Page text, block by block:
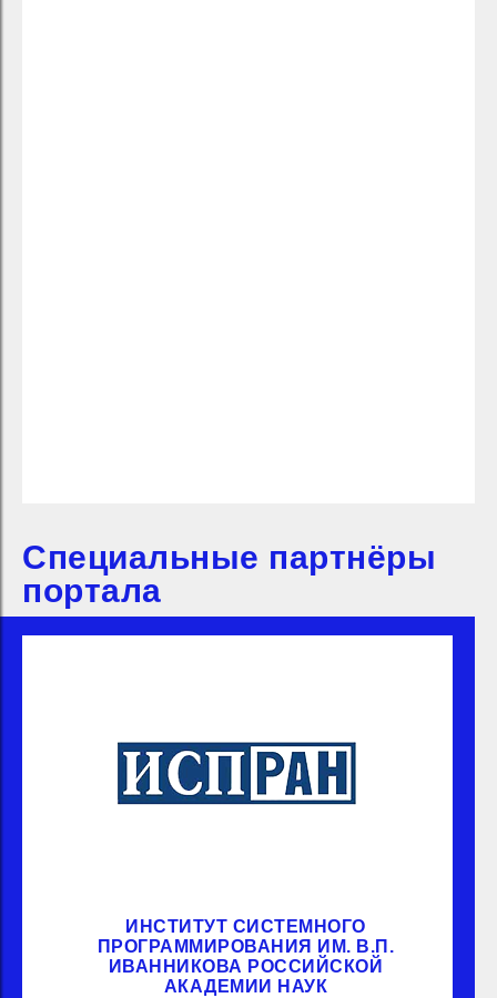
Специальные партнёры
портала
ИНСТИТУТ СИСТЕМНОГО
ПРОГРАММИРОВАНИЯ ИМ. В.П.
ИВАННИКОВА РОССИЙСКОЙ
АКАДЕМИИ НАУК